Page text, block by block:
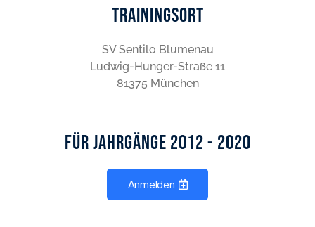
Trainingsort
SV Sentilo Blumenau
Ludwig-Hunger-Straße 11
81375 München
Für Jahrgänge 2012 - 2020
Anmelden